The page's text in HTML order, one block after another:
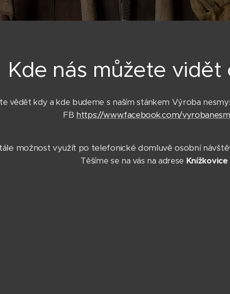
Kde nás můžete vidět
vědět kdy a kde budeme s naším stánkem Výroba
FB https://www.facebook.com/
možnost využít po telefonické domluvě osobní
Těšíme se na vás na adrese Knížkovice